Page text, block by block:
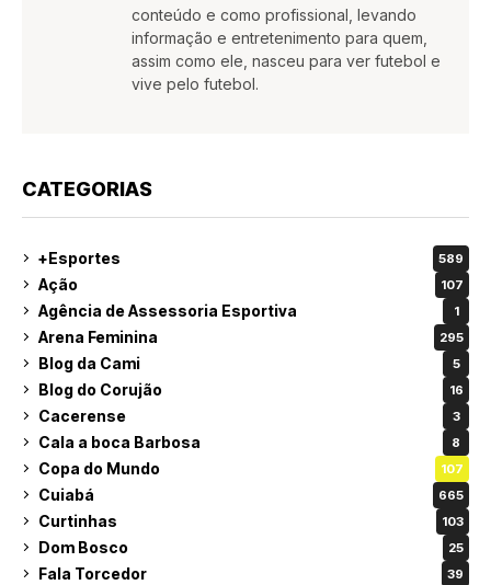
conteúdo e como profissional, levando
informação e entretenimento para quem,
assim como ele, nasceu para ver futebol e
vive pelo futebol.
CATEGORIAS
+Esportes 589
Ação 107
Agência de Assessoria Esportiva 1
Arena Feminina 295
Blog da Cami 5
Blog do Corujão 16
Cacerense 3
Cala a boca Barbosa 8
Copa do Mundo 107
Cuiabá 665
Curtinhas 103
Dom Bosco 25
Fala Torcedor 39